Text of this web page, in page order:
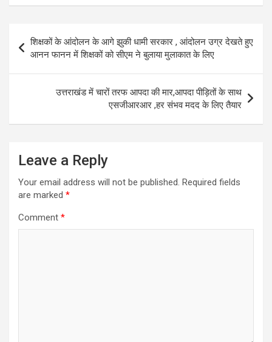
at
s
A
p
ce
b
o
o
k
e
gr
a
m
ail ar
navigation
शिक्षकों के आंदोलन के आगे झुकी धामी सरकार , आंदोलन उग्र देखते हुए
आनन फानन में शिक्षकों को सीएम ने बुलाया मुलाकात के लिए
उत्तराखंड में चारों तरफ आपदा की मार,आपदा पीड़ितों के साथ
एसजीआरआर ,हर संभव मदद के लिए तैयार
Leave a Reply
Your email address will not be published. Required fields
are marked *
Comment *